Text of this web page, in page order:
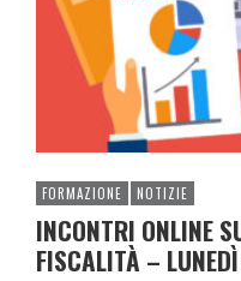
FORMAZIONE NOTIZIE
INCONTRI ONLINE
FISCALITÀ –